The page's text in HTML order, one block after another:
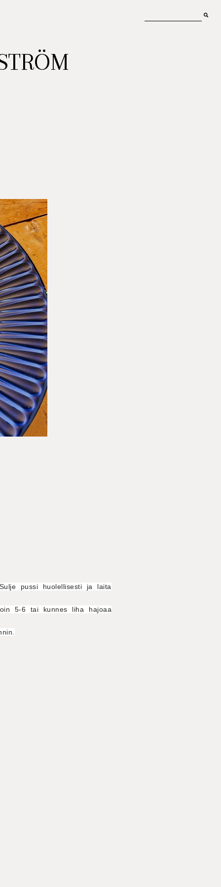
pussi huolellisesti ja laita
5-6 tai kunnes liha hajoaa